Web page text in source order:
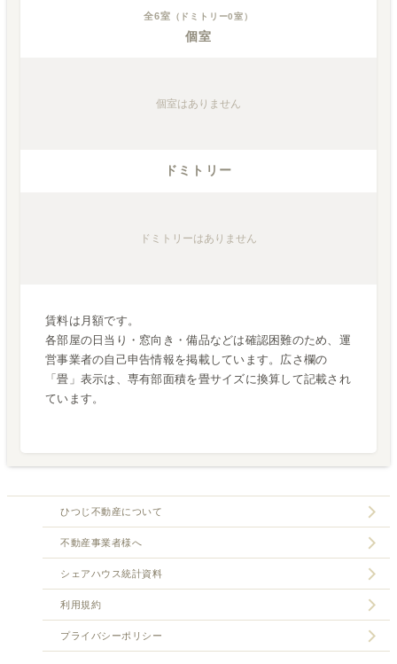
全6室 （ドミトリー0室）
個室
個室はありません
ドミトリー
ドミトリーはありません
賃料は月額です。
各部屋の日当り・窓向き・備品などは確認困難のため、運
営事業者の自己申告情報を掲載しています。広さ欄の
「畳」表示は、専有部面積を畳サイズに換算して記載され
ています。
ひつじ不動産について
不動産事業者様へ
シェアハウス統計資料
利用規約
プライバシーポリシー